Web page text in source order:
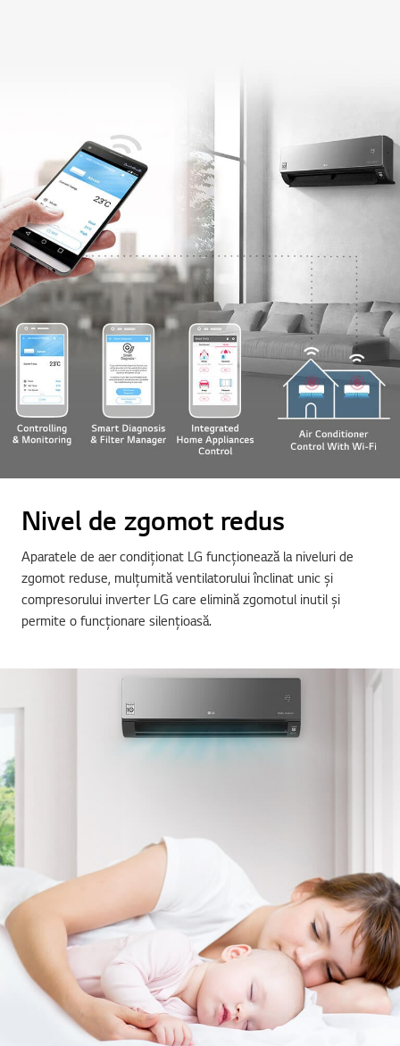
Nivel de zgomot redus
Aparatele de aer condiționat LG funcționează la niveluri de
zgomot reduse, mulțumită ventilatorului înclinat unic și
compresorului inverter LG care elimină zgomotul inutil și
permite o funcționare silențioasă.